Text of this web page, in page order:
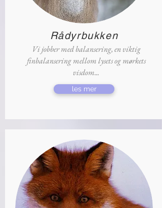
Rådyrbukken
Vi jobber med balansering, en viktig
finbalansering mellom lysets og mørkets
visdom...
les mer